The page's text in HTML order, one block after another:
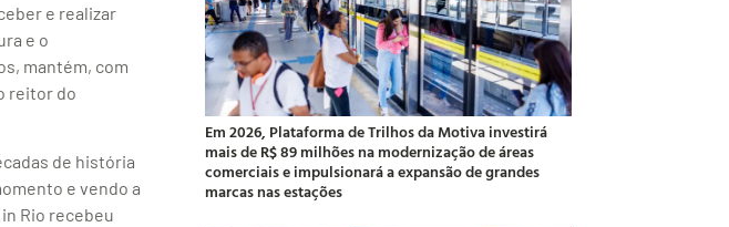
e realizar
e o
mantém, com
reitor do
de história
e vendo a
Rio recebeu
Em 2026, Plataforma de Trilhos da Motiva investirá
mais de R$ 89 milhões na modernização de áreas
comerciais e impulsionará a expansão de grandes
marcas nas estações